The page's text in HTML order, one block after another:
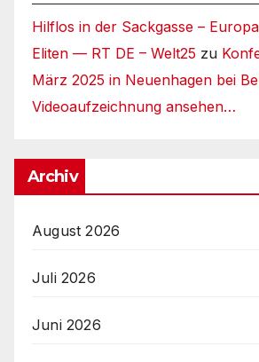
Hilflos in der Sackgasse –
Eliten — RT DE – Welt25 zu
März 2025 in Neuenhagen bei
Videoaufzeichnung ansehen…
Archiv
August 2026
Juli 2026
Juni 2026